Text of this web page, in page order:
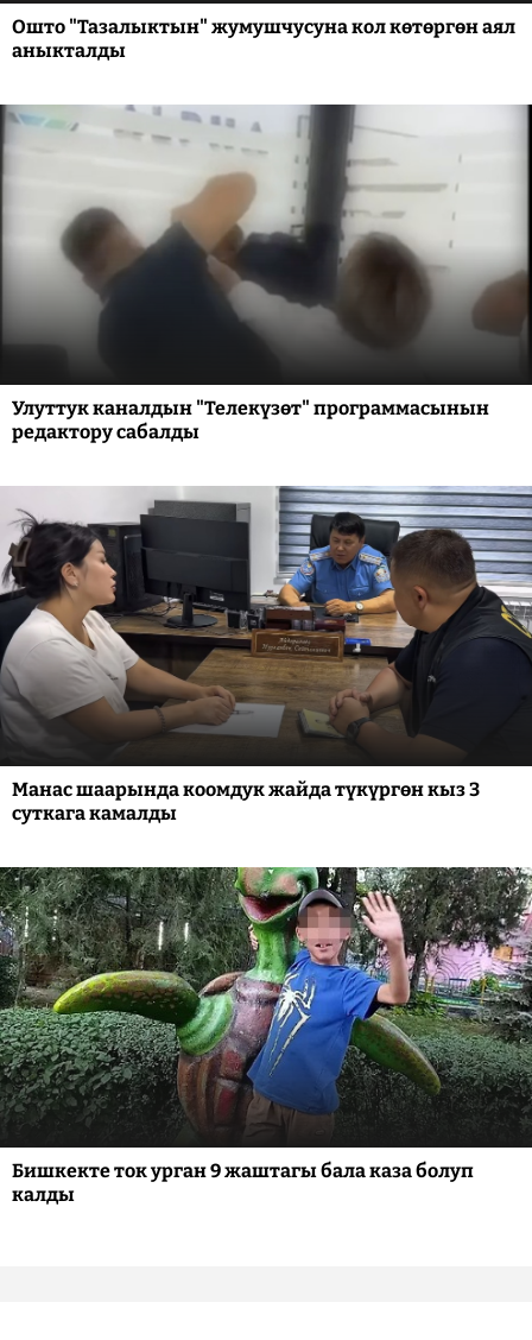
Ошто "Тазалыктын" жумушчусуна кол көтөргөн аял
аныкталды
Улуттук каналдын "Телекүзөт" программасынын
редактору сабалды
Манас шаарында коомдук жайда түкүргөн кыз 3
суткага камалды
Бишкекте ток урган 9 жаштагы бала каза болуп
калды